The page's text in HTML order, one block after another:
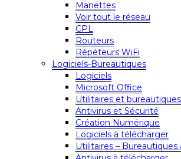
Manettes
Voir tout le réseau
CPL
Routeurs
Répéteurs WiFi
Logiciels-Bureautiques
Logiciels
Microsoft Office
Utilitaires et bureautiques
Antivirus et Sécurité
Création Numérique
Logiciels à télécharger
Utilitaires –